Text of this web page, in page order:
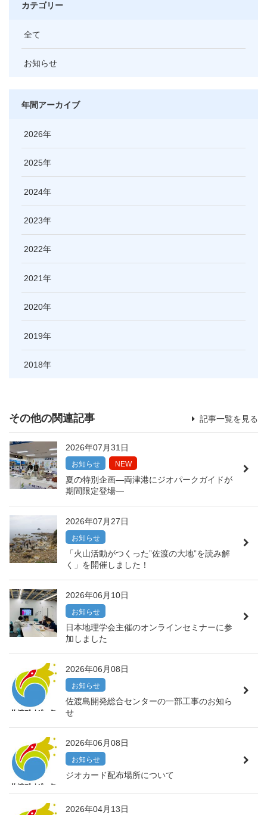
カテゴリー
全て
お知らせ
年間アーカイブ
2026
2025
2024
2023
2022
2021
2020
2019
2018
その他の関連記事 記事一覧を見る
2026年07月31日
お知らせ NEW
夏の特別企画―両津港にジオパークガイドが
期間限定登場―
2026年07月27日
お知らせ
「火山活動がつくった”佐渡の大地”を読み解
く」を開催しました！
2026年06月10日
お知らせ
日本地理学会主催のオンラインセミナーに参
加しました
2026年06月08日
お知らせ
佐渡島開発総合センターの一部工事のお知ら
せ
2026年06月08日
お知らせ
ジオカード配布場所について
2026年04月13日